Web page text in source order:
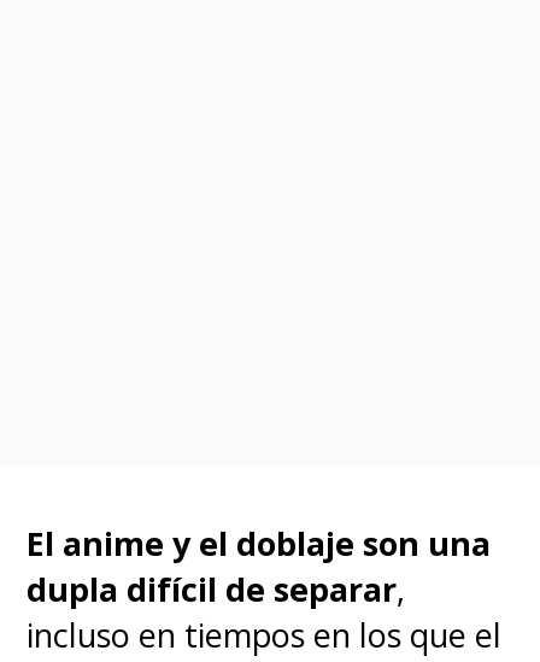
A la espera de conocer más
detalles de este proyecto,
El anime y el doblaje son una
dupla difícil de separar,
incluso en tiempos en los que el